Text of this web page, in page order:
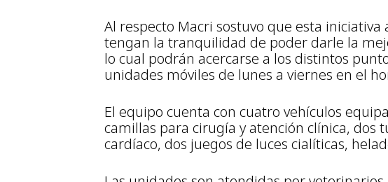
Al respecto Macri sostuvo que esta
tengan la tranquilidad de poder darle la
lo cual podrán acercarse a los distintos
unidades móviles de lunes a viernes en el
El equipo cuenta con cuatro vehículos
camillas para cirugía y atención clínica, dos
cardíaco, dos juegos de luces cialíticas,